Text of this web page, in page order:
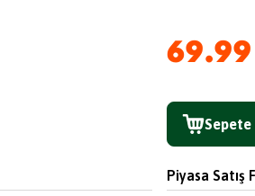
Sepete
Piyasa Satış